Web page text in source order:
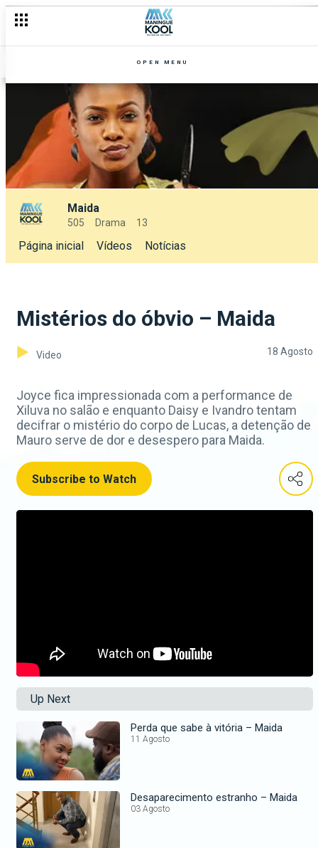
OPEN MENU
Maida
505 Drama 13
Página inicial Vídeos Notícias
Mistérios do óbvio – Maida
Video 18 Agosto
Joyce fica impressionada com a performance de
Xiluva no salão e enquanto Daisy e Ivandro tentam
decifrar o mistério do corpo de Lucas, a detenção de
Mauro serve de dor e desespero para Maida.
Subscribe to Watch
Up Next
Perda que sabe à vitória – Maida
11 Agosto
Desaparecimento estranho – Maida
03 Agosto